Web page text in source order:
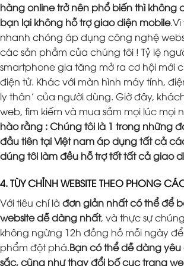
hàng online trở nên phổ biến thì không
bạn lại không hỗ trợ giao diện mobile
nhanh chóng áp dụng công nghệ
các sản phầm của chúng tôi ! Tỷ lệ
smartphone gia tăng mở ra cơ hội mới
điện tử. Khác với màn hình máy tính,
ly thân’ của người dùng. Giờ đây,
web, tìm kiếm và mua sắm mọi lúc mọi
hào rằng : Chúng tôi là 1 trong những
đầu tiên tại Việt nam áp dụng tất cả
dúng tôi làm đều hỗ trợ tốt tất cả giao
4. TÙY CHỈNH WEBSITE THEO PHONG
Với tiêu chí là đơn giản nhất có thể để
website dễ dàng nhất, và thực sự
không ngừng 12h đồng hồ mỗi ngày
phẩm đột phá.Bạn có thể dễ dàng
sắc, cũng như thay đổi bố cục trang